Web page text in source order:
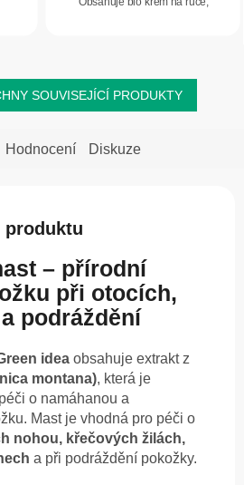
SOUVISEJÍCÍ PRODUKTY
Hodnocení Diskuze
produktu
– přírodní
při otocích,
podráždění
idea obsahuje extrakt z
montana), která je
o namáhanou a
Mast je vhodná pro péči o
nohou, křečových žilách,
a při podráždění pokožky.